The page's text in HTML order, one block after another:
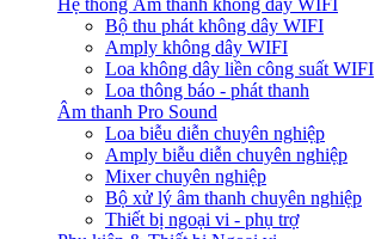
Hệ thống Âm thanh không dây WIFI
Bộ thu phát không dây WIFI
Amply không dây WIFI
Loa không dây liền công suất WIFI
Loa thông báo - phát thanh
Âm thanh Pro Sound
Loa biễu diễn chuyên nghiệp
Amply biễu diễn chuyên nghiệp
Mixer chuyên nghiệp
Bộ xử lý âm thanh chuyên nghiệp
Thiết bị ngoại vi - phụ trợ